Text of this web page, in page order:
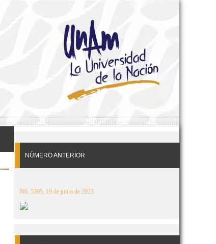
NÚMERO ANTERIOR
N0. 5395, 19 de junio de 2023